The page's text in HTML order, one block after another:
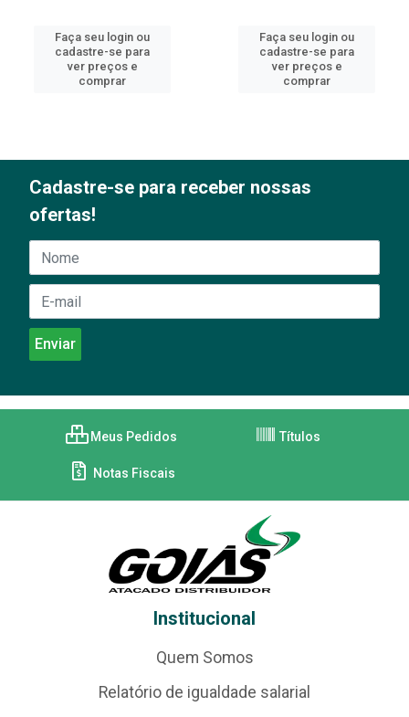
Faça seu login ou
cadastre-se para
ver preços e
comprar
Faça seu login ou
cadastre-se para
ver preços e
comprar
Cadastre-se para receber nossas
ofertas!
Meus Pedidos Títulos
Notas Fiscais
Institucional
Quem Somos
Relatório de igualdade salarial